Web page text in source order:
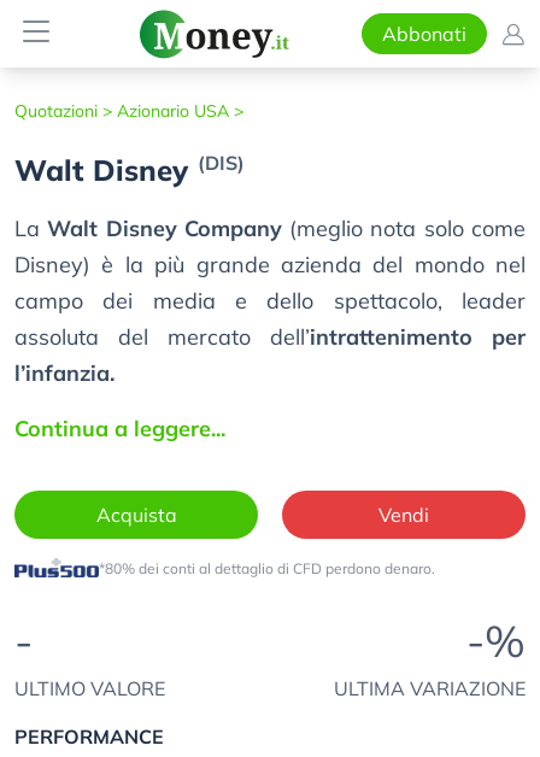
Abbonati
Quotazioni > Azionario USA >
Walt Disney (DIS)
LaWalt Disney Company (meglio nota solo come
Disney) è la più grande azienda del mondo nel
campo dei media e dello spettacolo, leader
assoluta del mercato dell’intrattenimento per
l’infanzia.
Continua a leggere...
Acquista Vendi
*80% dei conti al dettaglio di CFD perdono denaro.
-
ULTIMO VALORE
-%
ULTIMA VARIAZIONE
PERFORMANCE